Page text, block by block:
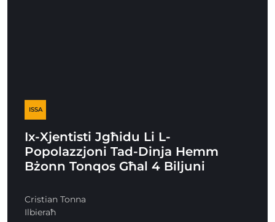
ISSA
Ix-Xjentisti Jgħidu Li L-
Popolazzjoni Tad-Dinja Hemm
Bżonn Tonqos Għal 4 Biljuni
Cristian Tonna
Ilbieraħ